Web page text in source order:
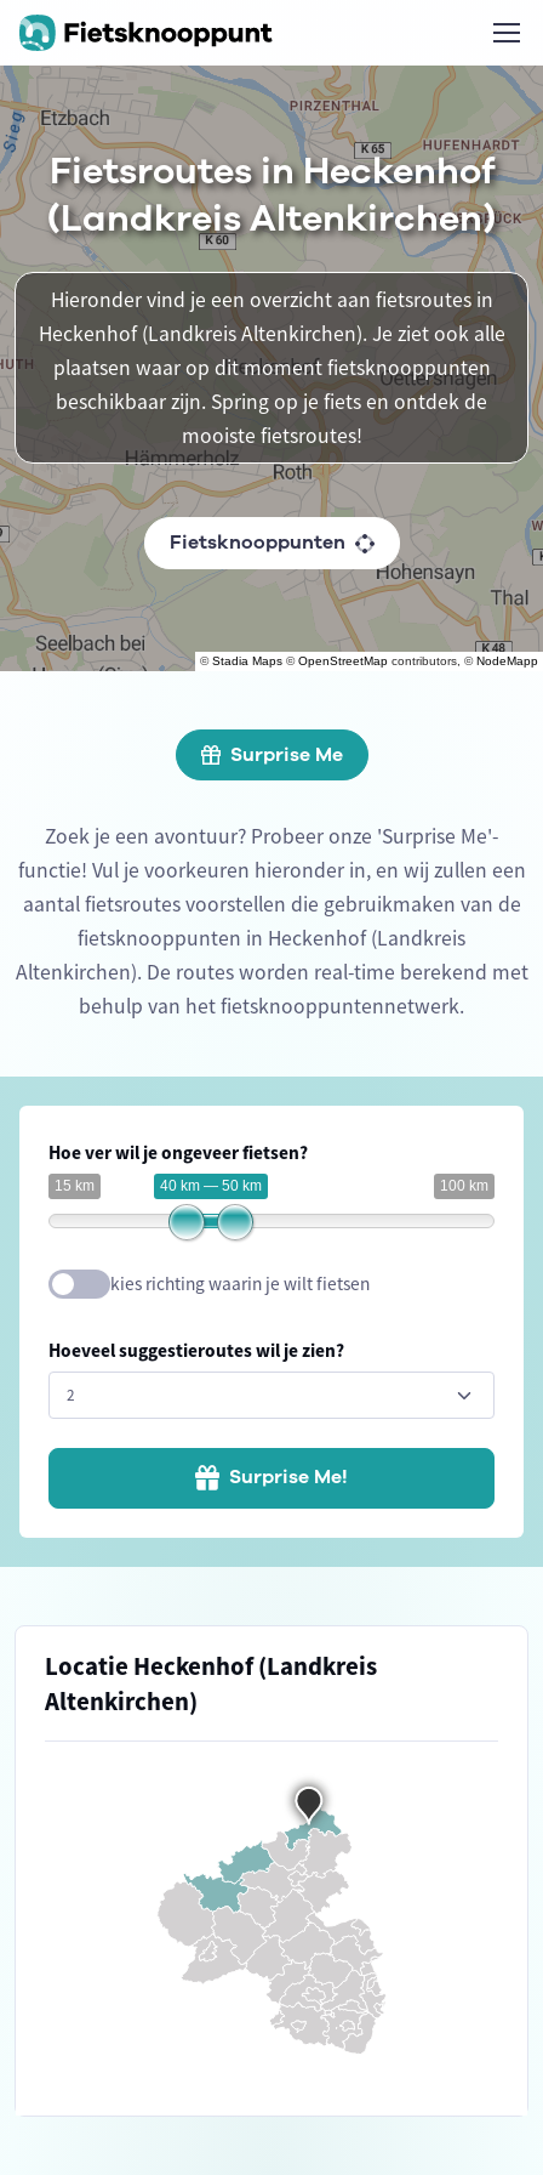
©Stadia Maps ©OpenStreetMap contributors, ©NodeMapp
Fietsroutes in Heckenhof
(Landkreis Altenkirchen)
Hieronder vind je een overzicht aan fietsroutes in
Heckenhof (Landkreis Altenkirchen). Je ziet ook alle
plaatsen waar op dit moment fietsknooppunten
beschikbaar zijn. Spring op je fiets en ontdek de
mooiste fietsroutes!
Fietsknooppunten
Surprise Me
Zoek je een avontuur? Probeer onze 'Surprise Me'-
functie! Vul je voorkeuren hieronder in, en wij zullen een
aantal fietsroutes voorstellen die gebruikmaken van de
fietsknooppunten in Heckenhof (Landkreis
Altenkirchen). De routes worden real-time berekend met
behulp van het fietsknooppuntennetwerk.
Hoe ver wil je ongeveer fietsen?
15 km 100 km
40 km — 50 km
kies richting waarin je wilt fietsen
Hoeveel suggestieroutes wil je zien?
Surprise Me!
Locatie Heckenhof (Landkreis
Altenkirchen)